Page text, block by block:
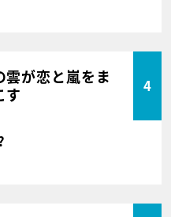
雲が恋と嵐をま
す
4